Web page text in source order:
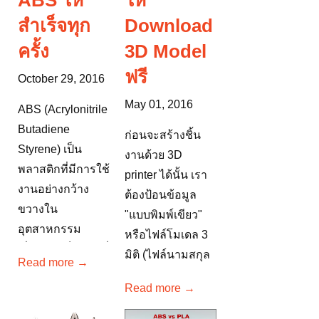
สำเร็จทุก
ครั้ง
October 29, 2016
ABS (Acrylonitrile
Butadiene
Styrene) เป็น
พลาสติกที่มีการใช้
งานอย่างกว้าง
ขวางใน
อุตสาหกรรม
แข็งแรง สามารถ
Read more →
Download
3D Model
ฟรี
May 01, 2016
ก่อนจะสร้างชิ้น
งานด้วย 3D
printer ได้นั้น เรา
ต้องป้อนข้อมูล
"แบบพิมพ์เขียว"
หรือไฟล์โมเดล 3
มิติ (ไฟล์นามสกุล
เครื่องพิมพ์ซะก่อน
แต่ถึงเราจะเขียน
Read more →